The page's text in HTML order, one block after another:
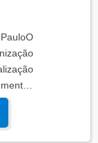
com
os